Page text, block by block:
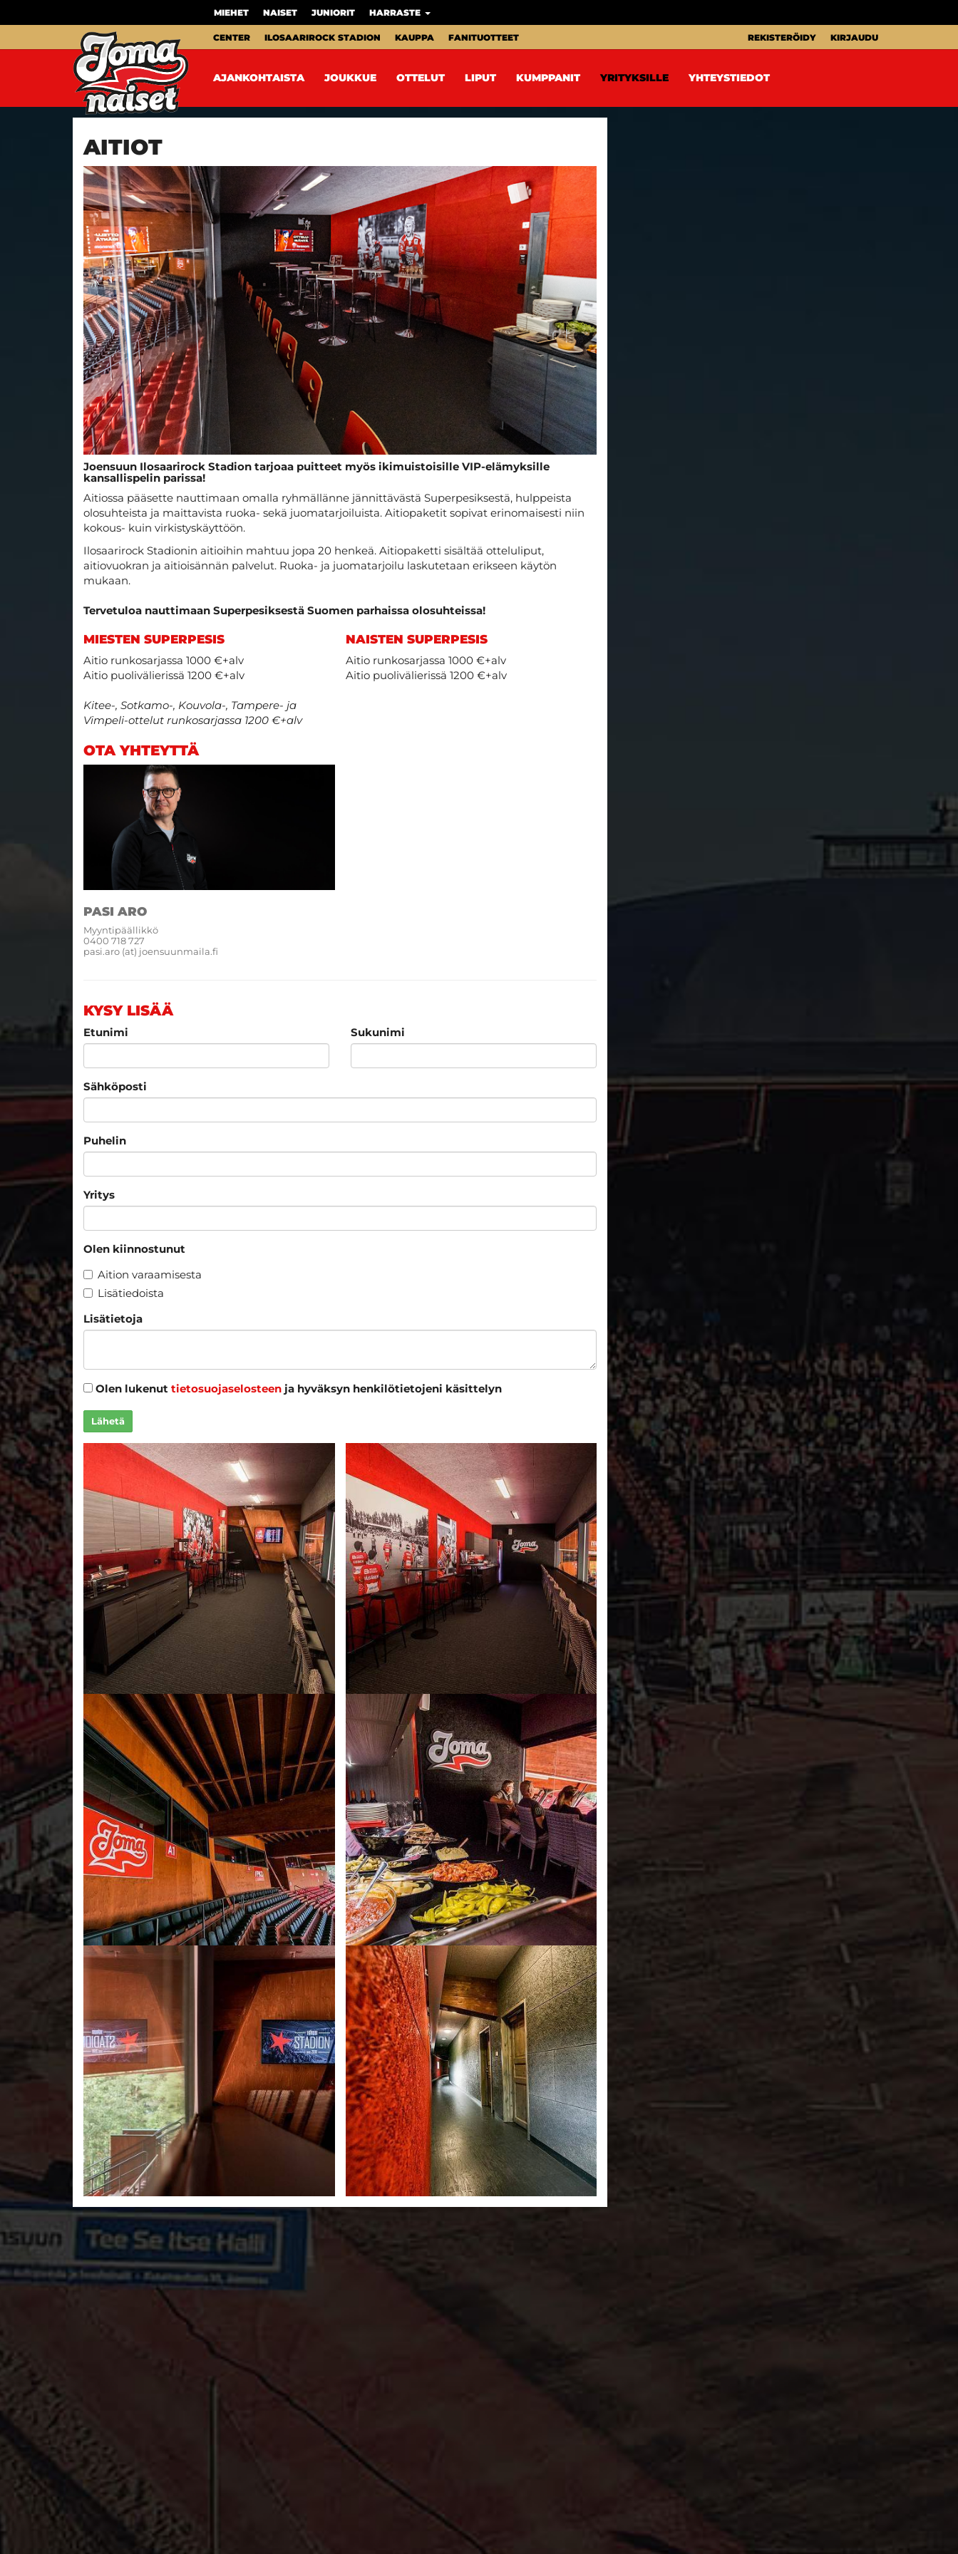
MIEHET NAISET JUNIORIT HARRASTE
CENTER ILOSAARIROCK STADION KAUPPA FANITUOTTEET REKISTERÖIDY KIRJAUDU
AJANKOHTAISTA JOUKKUE OTTELUT LIPUT KUMPPANIT YRITYKSILLE YHTEYSTIEDOT
AITIOT
Joensuun Ilosaarirock Stadion tarjoaa puitteet myös ikimuistoisille VIP-elämyksille
kansallispelin parissa!
Aitiossa pääsette nauttimaan omalla ryhmällänne jännittävästä Superpesiksestä, hulppeista
olosuhteista ja maittavista ruoka- sekä juomatarjoiluista. Aitiopaketit sopivat erinomaisesti niin
kokous- kuin virkistyskäyttöön.
Ilosaarirock Stadionin aitioihin mahtuu jopa 20 henkeä. Aitiopaketti sisältää otteluliput,
aitiovuokran ja aitioisännän palvelut. Ruoka- ja juomatarjoilu laskutetaan erikseen käytön
mukaan.
​​​​​​​Tervetuloa nauttimaan Superpesiksestä Suomen parhaissa olosuhteissa!​​
MIESTEN SUPERPESIS
Aitio runkosarjassa 1000 €+alv
Aitio puolivälierissä 1200 €+alv
Kitee-, Sotkamo-, Kouvola-, Tampere- ja
Vimpeli-ottelut runkosarjassa 1200 €+alv
NAISTEN SUPERPESIS
Aitio runkosarjassa 1000 €+alv
Aitio puolivälierissä 1200 €+alv
OTA YHTEYTTÄ
PASI ARO
Myyntipäällikkö
0400 718 727
pasi.aro (at) joensuunmaila.fi
KYSY LISÄÄ
Etunimi Sukunimi
Sähköposti
Puhelin
Yritys
Olen kiinnostunut
Aition varaamisesta
Lisätiedoista
Lisätietoja
Olen lukenut tietosuojaselosteen ja hyväksyn henkilötietojeni käsittelyn
Lähetä